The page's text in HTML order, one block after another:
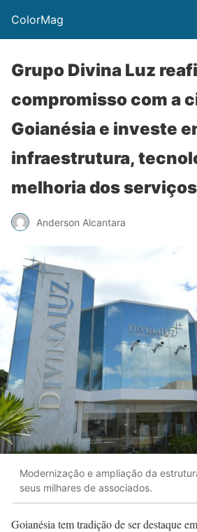
ColorMag
Grupo Divina Luz
compromisso com a
Goianésia e investe
infraestrutura,
melhoria dos
Anderson Alcantara
Modernização e ampliação da
seus milhares de associados.
Goianésia tem tradição de ser destaque